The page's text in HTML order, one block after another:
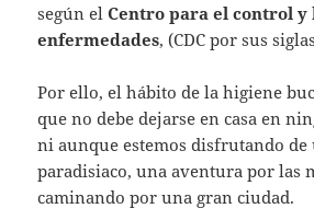
según elCentro para el control y
enfermedades, (CDC por sus
Por ello, el hábito de la higiene
que no debe dejarse en casa en
ni aunque estemos disfrutando de
paradisiaco, una aventura por las
caminando por una gran ciudad.